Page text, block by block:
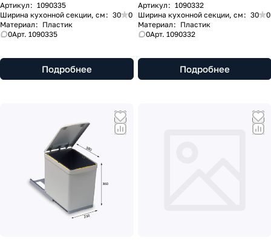
0
0Арт. 1090335
Артикул : 1090335
Ширина кухонной секции, см : 30
Материал : Пластик
Подробнее
0
0Арт. 1090332
Артикул : 1090332
Ширина кухонной секции, см : 30
Материал : Пластик
Подробнее